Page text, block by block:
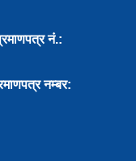
नं.:
नम्बर: